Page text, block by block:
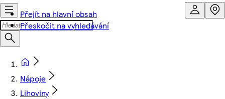
Přejít na hlavní obsah
Přeskočit na vyhledávání
Nápoje
Lihoviny